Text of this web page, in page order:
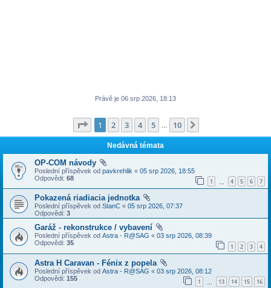
Právě je 06 srp 2026, 18:13
Stránka z 10
1 2 3 4 5 10
Nedávná témata
OP-COM návody
Poslední příspěvek od pavkrehlik « 05 srp 2026, 18:55
Odpovědi: 68 1 4 5 6 7
Pokazená riadiacia jednotka
Poslední příspěvek od StanC « 05 srp 2026, 07:37
Odpovědi: 3
Garáž - rekonstrukce / vybavení
Poslední příspěvek od Astra - R@SAG « 03 srp 2026, 08:39
Odpovědi: 35 1 2 3 4
Astra H Caravan - Fénix z popela
Poslední příspěvek od Astra - R@SAG « 03 srp 2026, 08:12
Odpovědi: 155 1 13 14 15 16